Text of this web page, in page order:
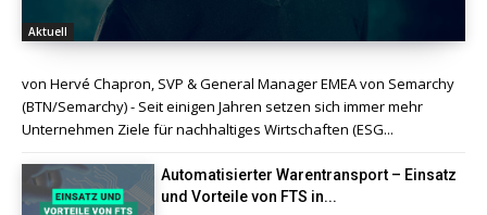
Aktuell
von Hervé Chapron, SVP & General Manager EMEA von Semarchy
(BTN/Semarchy) - Seit einigen Jahren setzen sich immer mehr
Unternehmen Ziele für nachhaltiges Wirtschaften (ESG...
Automatisierter Warentransport – Einsatz
und Vorteile von FTS in...